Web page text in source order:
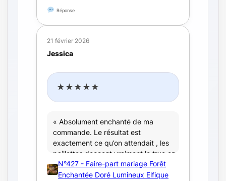
relecture est extrêmement rapide
également tout est fait pour avoir
Réponse
21 février 2026
Jessica
★★★★★
« Absolument enchanté de ma
commande. Le résultat est
exactement ce qu’on attendait , les
paillettes donnent vraiment le truc en
plus. Et l’envoie à été hyper raide.
Merci
!! »
N°427 - Faire-part mariage Forêt
Enchantée Doré Lumineux Elfique